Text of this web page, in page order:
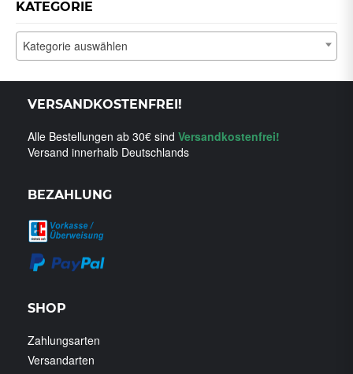
KATEGORIE
Kategorie auswählen
VERSANDKOSTENFREI!
Alle Bestellungen ab 30€ sind Versandkostenfrei!
Versand innerhalb Deutschlands
BEZAHLUNG
SHOP
Zahlungsarten
Versandarten